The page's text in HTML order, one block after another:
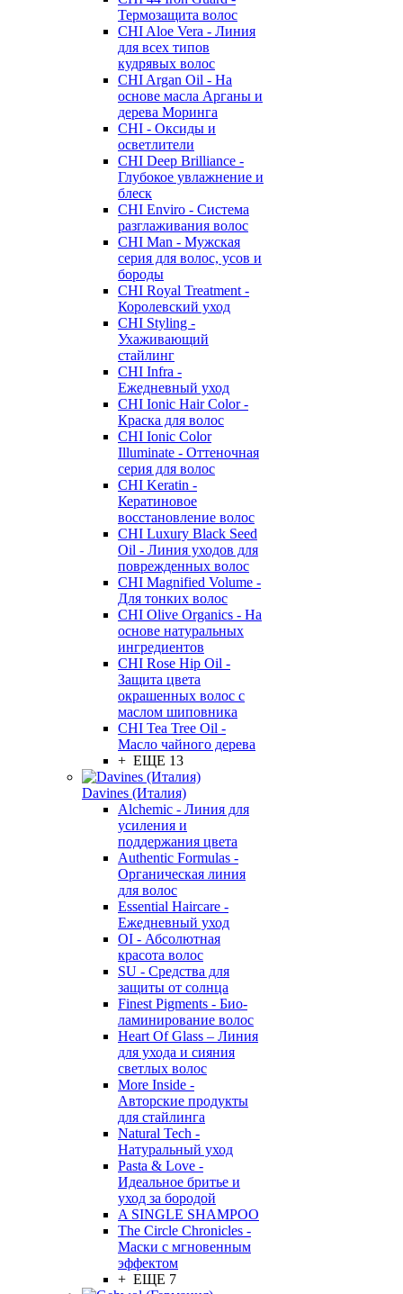
Термозащита волос
CHI Aloe Vera - Линия
для всех типов
кудрявых волос
CHI Argan Oil - На
основе масла Арганы и
дерева Моринга
CHI - Оксиды и
осветлители
CHI Deep Brilliance -
Глубокое увлажнение и
блеск
CHI Enviro - Система
разглаживания волос
CHI Man - Мужская
серия для волос, усов и
бороды
CHI Royal Treatment -
Королевский уход
CHI Styling -
Ухаживающий
стайлинг
CHI Infra -
Ежедневный уход
CHI Ionic Hair Color -
Краска для волос
CHI Ionic Color
Illuminate - Оттеночная
серия для волос
CHI Keratin -
Кератиновое
восстановление волос
CHI Luxury Black Seed
Oil - Линия уходов для
поврежденных волос
CHI Magnified Volume -
Для тонких волос
CHI Olive Organics - На
основе натуральных
ингредиентов
CHI Rose Hip Oil -
Защита цвета
окрашенных волос с
маслом шиповника
CHI Tea Tree Oil -
Масло чайного дерева
+ ЕЩЕ 13
Davines (Италия)
Alchemic - Линия для
усиления и
поддержания цвета
Authentic Formulas -
Органическая линия
для волос
Essential Haircare -
Eжедневный уход
OI - Абсолютная
красота волос
SU - Средства для
защиты от солнца
Finest Pigments - Био-
ламинирование волос
Heart Of Glass – Линия
для ухода и сияния
светлых волос
More Inside -
Авторские продукты
для стайлинга
Natural Tech -
Натуральный уход
Pasta & Love -
Идеальное бритье и
уход за бородой
A SINGLE SHAMPOO
The Circle Chronicles -
Маски с мгновенным
эффектом
+ ЕЩЕ 7